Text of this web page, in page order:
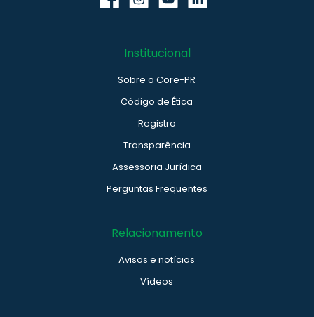
Institucional
Sobre o Core-PR
Código de Ética
Registro
Transparência
Assessoria Jurídica
Perguntas Frequentes
Relacionamento
Avisos e notícias
Vídeos